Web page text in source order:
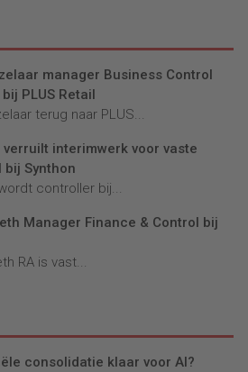
manager Business Control
PLUS Retail
terug naar PLUS...
verruilt interimwerk voor vaste
Synthon
controller bij...
Manager Finance & Control bij
RA is vast...
consolidatie klaar voor AI?